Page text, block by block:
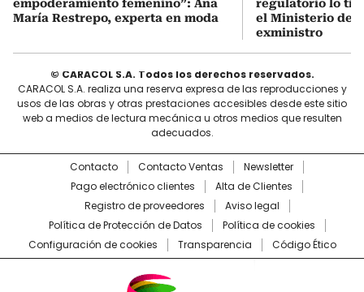
empoderamiento femenino”: Ana
María Restrepo, experta en moda
regulatorio lo
el Ministerio de
exministro
© CARACOL S.A. Todos los derechos reservados.
CARACOL S.A. realiza una reserva expresa de las reproducciones y
usos de las obras y otras prestaciones accesibles desde este sitio
web a medios de lectura mecánica u otros medios que resulten
adecuados.
Contacto Contacto Ventas
Newsletter
Pago electrónico clientes
Alta de Clientes
Registro de proveedores
Aviso legal
Política de Protección de Datos
Política de cookies
Configuración de cookies
Transparencia Código Ético